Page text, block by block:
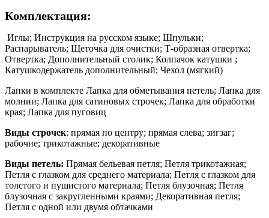
Комплектация:
Иглы; Инструкция на русском языке; Шпульки;
Распарыватель; Щеточка для очистки; Т-образная отвертка;
Отвертка; Дополнительный столик; Колпачок катушки ;
Катушкодержатель дополнительный; Чехол (мягкий)
Лапки в комплекте Лапка для обметывания петель; Лапка для
молнии; Лапка для сатиновых строчек; Лапка для обработки
края; Лапка для пуговиц
Виды строчек: прямая по центру; прямая слева; зигзаг;
рабочие; трикотажные; декоративные
Виды петель: Прямая бельевая петля; Петля трикотажная;
Петля с глазком для среднего материала; Петля с глазком для
толстого и пушистого материала; Петля блузочная; Петля
блузочная с закругленными краями; Декоративная петля;
Петля с одной или двумя обтачками